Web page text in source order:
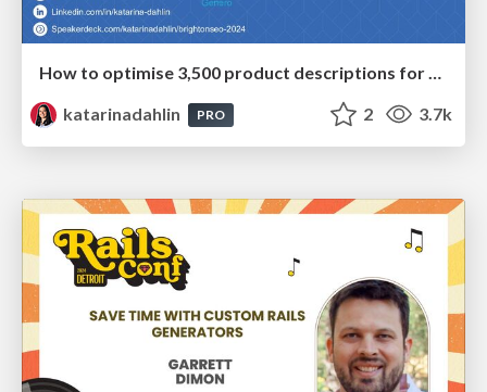
How to optimise 3,500 product descriptions for ecommerce in one day using ChatGPT
katarinadahlin
PRO 2 3.7k